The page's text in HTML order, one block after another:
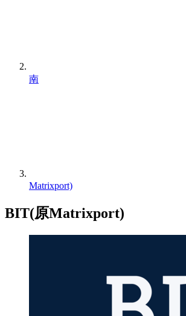
南
Matrixport)
BIT(原Matrixport)